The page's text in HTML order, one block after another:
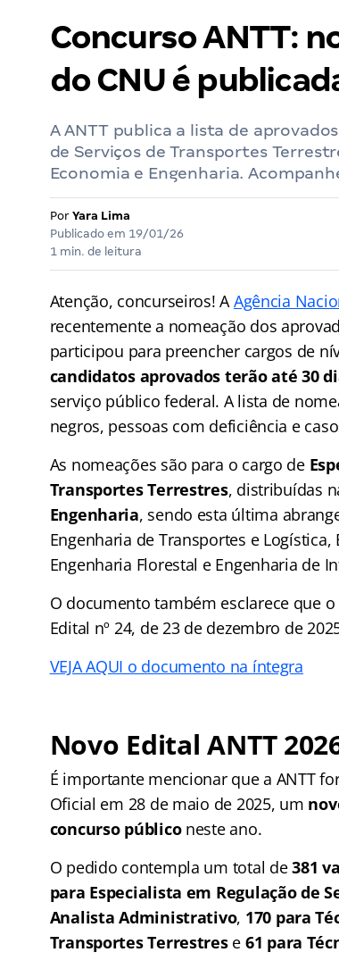
Concurso ANTT:
do CNU é
A ANTT publica a lista de
de Serviços de Transportes
Economia e Engenharia.
Por Yara Lima
Publicado em 19/01/26
1 min. de leitura
Atenção, concurseiros! AAgência
recentemente a nomeação dos
participou para preencher cargos de
candidatos aprovados terão até 30
serviço público federal. A lista de
negros, pessoas com deficiência e
As nomeações são para o cargo de
Transportes Terrestres, distribuídas
Engenharia, sendo esta última
Engenharia de Transportes e
Engenharia Florestal e Engenharia de
O documento também esclarece que
Edital nº 24, de 23 de dezembro de
VEJA AQUI o documento na íntegra
Novo Edital ANTT
É importante mencionar que a ANTT
Oficial em 28 de maio de 2025, um
concurso públiconeste ano.
O pedido contempla um total de381
para Especialista em Regulação de
Analista Administrativo, 170 para
Transportes Terrestrese 61 para